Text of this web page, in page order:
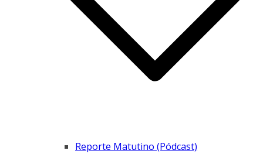
Reporte Matutino (Pódcast)